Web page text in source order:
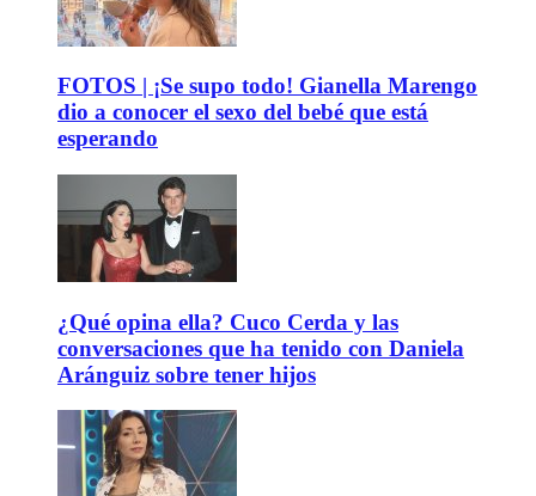
FOTOS | ¡Se supo todo! Gianella Marengo
dio a conocer el sexo del bebé que está
esperando
¿Qué opina ella? Cuco Cerda y las
conversaciones que ha tenido con Daniela
Aránguiz sobre tener hijos